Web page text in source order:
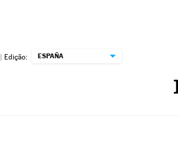
| Edição: ESPAÑA